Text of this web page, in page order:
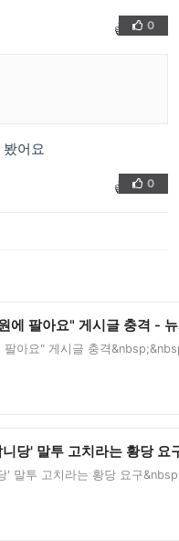
👍 ❤️
0
어요
👍 ❤️
0
에 팔아요" 게시글 충격 -
아요" 게시글 충격
당' 말투 고치라는 황당 요
' 말투 고치라는 황당 요구